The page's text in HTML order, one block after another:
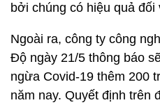
bởi chúng có hiệu quả
Ngoài ra, công ty công
Độ ngày 21/5 thông báo
ngừa Covid-19 thêm 200
năm nay. Quyết định trên